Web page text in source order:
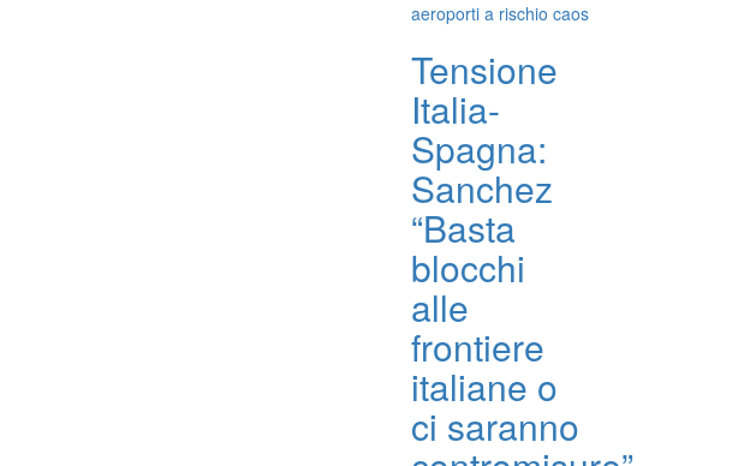
aeroporti a rischio caos
Tensione
Italia-
Spagna:
Sanchez
“Basta
blocchi
alle
frontiere
italiane o
ci saranno